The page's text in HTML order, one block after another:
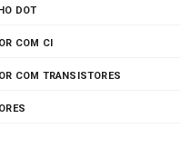
DOT
COM CI
COM TRANSISTORES